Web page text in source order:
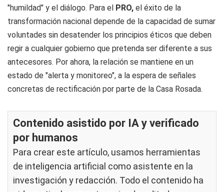
"humildad" y el diálogo. Para el
PRO, el éxito de la
transformación nacional depende de la capacidad de sumar
voluntades sin desatender los principios éticos que deben
regir a cualquier gobierno que pretenda ser diferente a sus
antecesores. Por ahora, la relación se mantiene en un
estado de "alerta y monitoreo", a la espera de señales
concretas de rectificación por parte de la Casa Rosada.
Contenido asistido por IA y verificado
por humanos
Para crear este artículo, usamos herramientas
de inteligencia artificial como asistente en la
investigación y redacción. Todo el contenido ha